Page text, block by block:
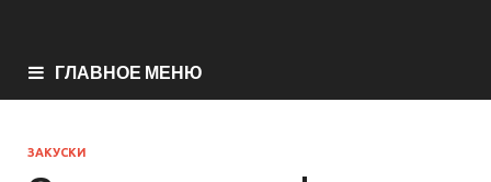
ГЛАВНОЕ МЕНЮ
ЗАКУСКИ